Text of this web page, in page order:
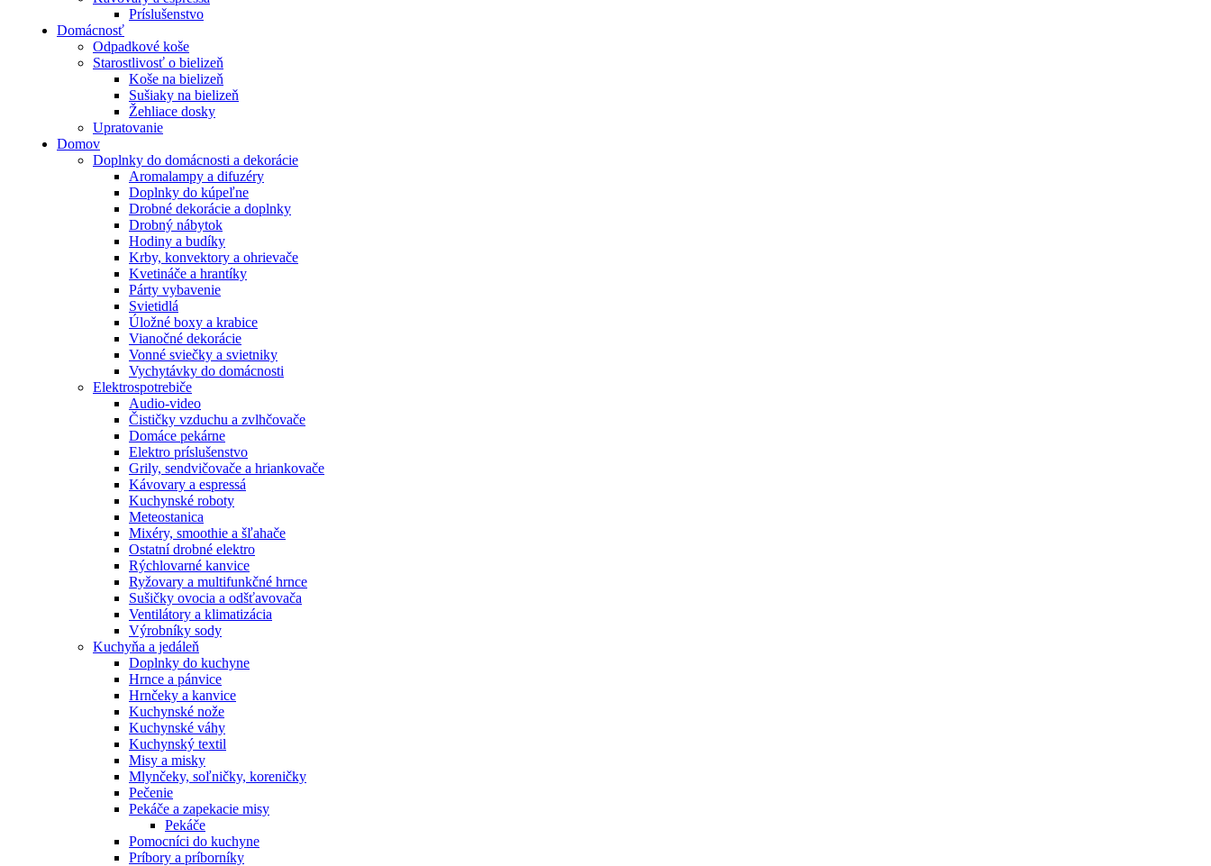
Príslušenstvo
Domácnosť
Odpadkové koše
Starostlivosť o bielizeň
Koše na bielizeň
Sušiaky na bielizeň
Žehliace dosky
Upratovanie
Domov
Doplnky do domácnosti a dekorácie
Aromalampy a difuzéry
Doplnky do kúpeľne
Drobné dekorácie a doplnky
Drobný nábytok
Hodiny a budíky
Krby, konvektory a ohrievače
Kvetináče a hrantíky
Párty vybavenie
Svietidlá
Úložné boxy a krabice
Vianočné dekorácie
Vonné sviečky a svietniky
Vychytávky do domácnosti
Elektrospotrebiče
Audio-video
Čističky vzduchu a zvlhčovače
Domáce pekárne
Elektro príslušenstvo
Grily, sendvičovače a hriankovače
Kávovary a espressá
Kuchynské roboty
Meteostanica
Mixéry, smoothie a šľahače
Ostatní drobné elektro
Rýchlovarné kanvice
Ryžovary a multifunkčné hrnce
Sušičky ovocia a odšťavovača
Ventilátory a klimatizácia
Výrobníky sody
Kuchyňa a jedáleň
Doplnky do kuchyne
Hrnce a pánvice
Hrnčeky a kanvice
Kuchynské nože
Kuchynské váhy
Kuchynský textil
Misy a misky
Mlynčeky, soľničky, koreničky
Pečenie
Pekáče a zapekacie misy
Pekáče
Pomocníci do kuchyne
Príbory a príborníky